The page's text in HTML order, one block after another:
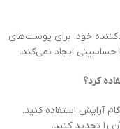
خود، برای پوست‌های
ایجاد نمی‌کند.
آرایش استفاده کنید.
را تجدید کنید.